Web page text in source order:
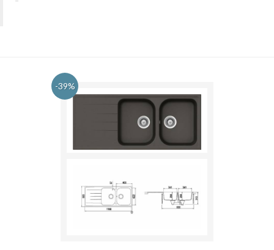
-39%